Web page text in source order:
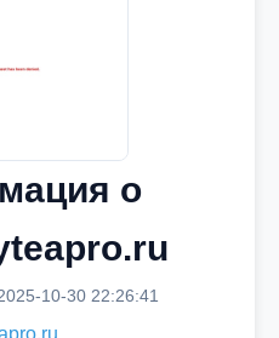
о
10-30 22:26:41